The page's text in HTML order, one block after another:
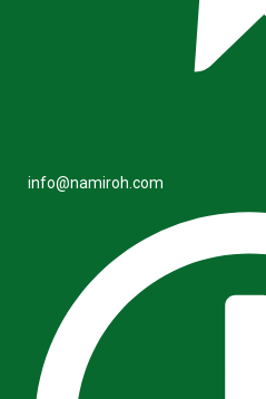
info@namiroh.com